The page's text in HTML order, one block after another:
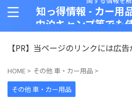
知っ得情報 - カー用
中泊キャンプ等でも
【PR】当ページのリンクには広告
HOME > その他 車・カー用品 >
その他 車・カー用品